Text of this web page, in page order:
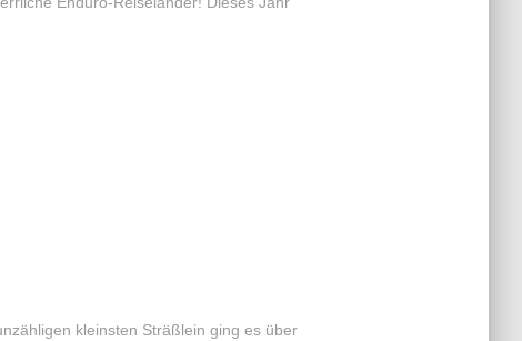
kleinsten Sträßlein ging es über